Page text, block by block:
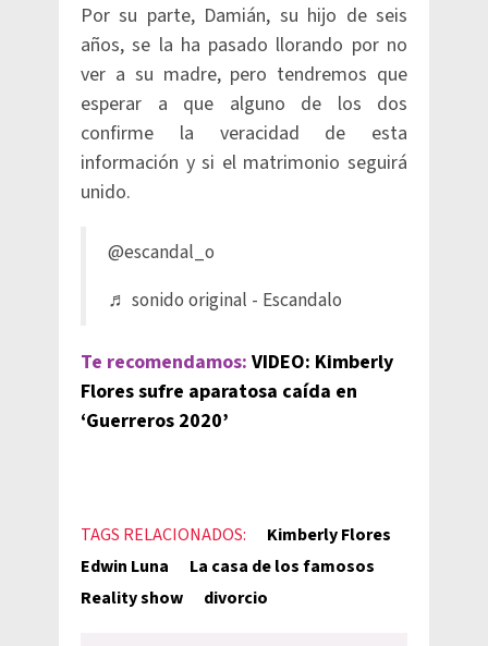
Por su parte, Damián, su hijo de seis
años, se la ha pasado llorando por no
ver a su madre, pero tendremos que
esperar a que alguno de los dos
confirme la veracidad de esta
información y si el matrimonio seguirá
unido.​
@escandal_o
♬ sonido original - Escandalo
Te recomendamos: VIDEO: Kimberly
Flores sufre aparatosa caída en
‘Guerreros 2020’
TAGS RELACIONADOS:
Kimberly Flores
Edwin Luna
La casa de los famosos
Reality show
divorcio